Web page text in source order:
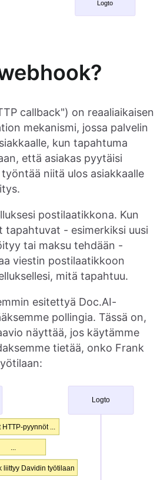
callback") on reaaliaikaisen
mekanismi, jossa palvelin
kun tapahtuma
että asiakas pyytäisi
niitä ulos asiakkaalle
postilaatikkona. Kun
- esimerkiksi uusi
tai maksu tehdään -
viestin postilaatikkoon
mitä tapahtuu.
esitettyä Doc.AI-
pollingia. Tässä on,
näyttää, jos käytämme
tietää, onko Frank